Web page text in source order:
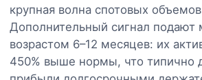
крупная волна спотовых
Дополнительный сигнал подают
возрастом 6–12 месяцев: их
450% выше нормы, что типично